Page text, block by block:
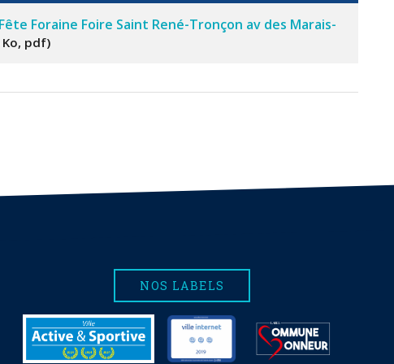
Foraine Foire Saint René-Tronçon av des Marais-
Ko, pdf
NOS LABELS